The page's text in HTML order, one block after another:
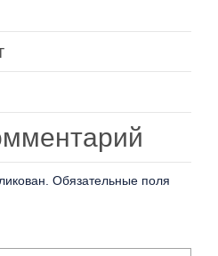
Обязательные поля